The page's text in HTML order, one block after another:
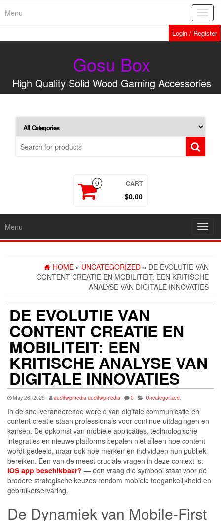
Menu
Login / Register
Gosu Box
High Quality Solid Wood Gaming Accessories
0 CART
$0.00
Menu
HOME » UNCATEGORIZED » DE EVOLUTIE VAN
CONTENT CREATIE EN MOBILITEIT: EEN KRITISCHE
ANALYSE VAN DIGITALE INNOVATIES
DE EVOLUTIE VAN
CONTENT CREATIE EN
MOBILITEIT: EEN
KRITISCHE ANALYSE VAN
DIGITALE INNOVATIES
May 26, 2025 auditwpmedia auditwpmedia 0 Uncategorized,
In de snel veranderende wereld van digitale communicatie en
content creatie staan professionals voor continue uitdagingen en
kansen. De opkomst van mobiele applicaties, technologische
integraties en nieuwe platforms bepalen niet alleen hoe content
wordt gedeeld, maar ook hoe merken en individuen hun publiek
bereiken. Een van de meest cruciale vragen in deze context is:
iOS app beschikbaar? — een vraag die symbool staat voor de
bredere strategische keuzes rondom mobiele toegankelijkheid en
gebruikerservaring.
De Dynamiek van Mobile-First